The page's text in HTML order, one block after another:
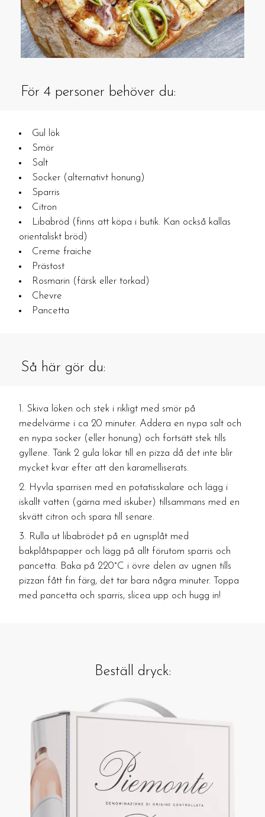
För 4 personer behöver du:
Gul lök
Smör
Salt
Socker (alternativt honung)
Sparris
Citron
Libabröd (finns att köpa i butik. Kan också kallas
orientaliskt bröd)
Creme fraiche
Prästost
Rosmarin (färsk eller torkad)
Chevre
Pancetta
Så här gör du:
Skiva löken och stek i rikligt med smör på
medelvärme i ca 20 minuter. Addera en nypa salt och
en nypa socker (eller honung) och fortsätt stek tills
gyllene. Tänk 2 gula lökar till en pizza då det inte blir
mycket kvar efter att den karamelliserats.
Hyvla sparrisen med en potatisskalare och lägg i
iskallt vatten (gärna med iskuber) tillsammans med en
skvätt citron och spara till senare.
Rulla ut libabrödet på en ugnsplåt med
bakplåtspapper och lägg på allt förutom sparris och
pancetta. Baka på 220°C i övre delen av ugnen tills
pizzan fått fin färg, det tar bara några minuter. Toppa
med pancetta och sparris, slicea upp och hugg in!
Beställ dryck: